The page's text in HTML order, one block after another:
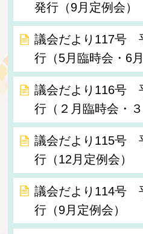
発行（9月定例会）
議会だより117号
行（5月臨時会・6月
議会だより116号
行（２月臨時会・３
議会だより115号
行（12月定例会）
議会だより114号
行（9月定例会）